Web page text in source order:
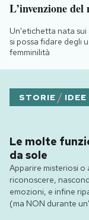
L’invenzione
Un'etichetta nata
si possa fidare degli
femminilità
STORIE / IDEE
Le molte
da sole
Apparire misteriosi o
riconoscere,
emozioni, e infine
(ma NON durante